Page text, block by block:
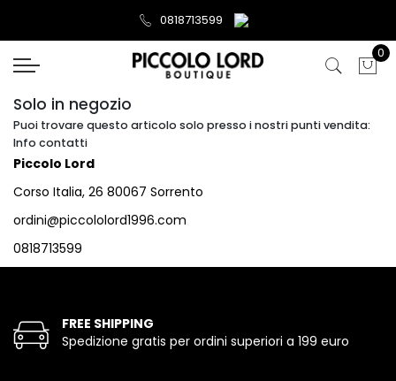
0818713599
0
Solo in negozio
Puoi trovare questo articolo solo presso i nostri punti vendita:
Info contatti
Piccolo Lord
Corso Italia, 26 80067 Sorrento
ordini@piccololord1996.com
0818713599
FREE SHIPPING
Spedizione gratis per ordini superiori a 199 euro